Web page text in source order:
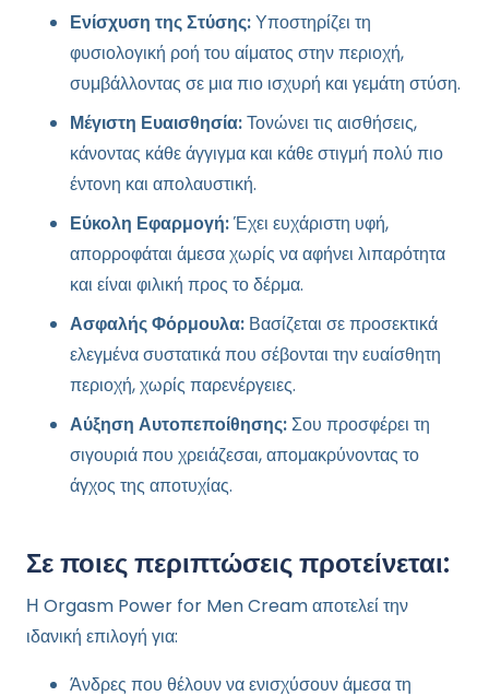
Ενίσχυση της Στύσης:Υποστηρίζει τη
φυσιολογική ροή του αίματος στην περιοχή,
συμβάλλοντας σε μια πιο ισχυρή και γεμάτη στύση.
Μέγιστη Ευαισθησία:Τονώνει τις αισθήσεις,
κάνοντας κάθε άγγιγμα και κάθε στιγμή πολύ πιο
έντονη και απολαυστική.
Εύκολη Εφαρμογή:Έχει ευχάριστη υφή,
απορροφάται άμεσα χωρίς να αφήνει λιπαρότητα
και είναι φιλική προς το δέρμα.
Ασφαλής Φόρμουλα: Βασίζεται σε προσεκτικά
ελεγμένα συστατικά που σέβονται την ευαίσθητη
περιοχή, χωρίς παρενέργειες.
Αύξηση Αυτοπεποίθησης:Σου προσφέρει τη
σιγουριά που χρειάζεσαι, απομακρύνοντας το
άγχος της αποτυχίας.
Σε ποιες περιπτώσεις προτείνεται:
Η Orgasm Power for Men Cream αποτελεί την
ιδανική επιλογή για:
Άνδρες που θέλουν να ενισχύσουν άμεσα τη